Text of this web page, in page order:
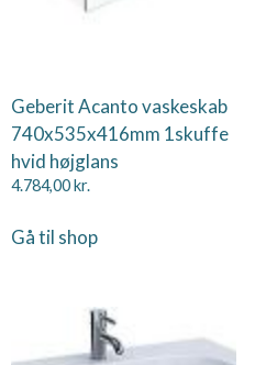
Geberit Acanto vaskeskab
740x535x416mm 1skuffe
hvid højglans
4.784,00kr.
Gå til shop